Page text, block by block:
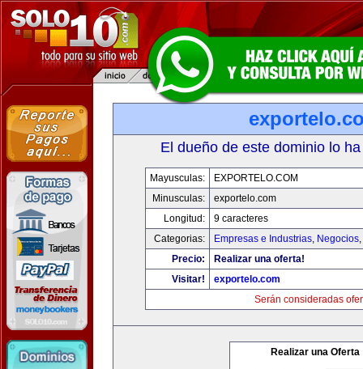
El dueño de este dominio lo
Mayusculas:
EXPORTELO.COM
Minusculas:
exportelo.com
Longitud:
9 caracteres
Categorias:
Empresas e Industrias, Negocios,
Precio:
Realizar una oferta!
Visitar!
exportelo.com
Serán consideradas
Realizar una Oferta